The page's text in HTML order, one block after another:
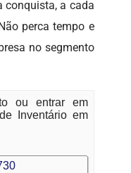
conquista, a cada
perca tempo e
no segmento
ou entrar em
Inventário em